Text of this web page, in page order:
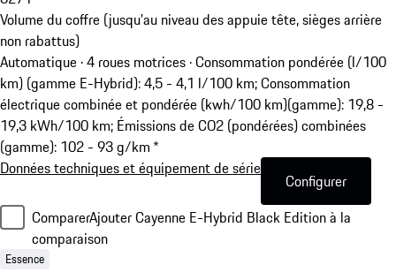
Volume du coffre (jusqu'au niveau des appuie tête, sièges arrière
non rabattus)
Automatique · 4 roues motrices ·Consommation pondérée (l/100
km) (gamme E-Hybrid): 4,5 - 4,1 l/100 km; Consommation
électrique combinée et pondérée (kwh/100 km)(gamme): 19,8 -
19,3 kWh/100 km; Émissions de CO2 (pondérées) combinées
(gamme): 102 - 93 g/km *
Données techniques et équipement de série
Configurer
ComparerAjouter Cayenne E-Hybrid Black Edition à la
comparaison
Essence